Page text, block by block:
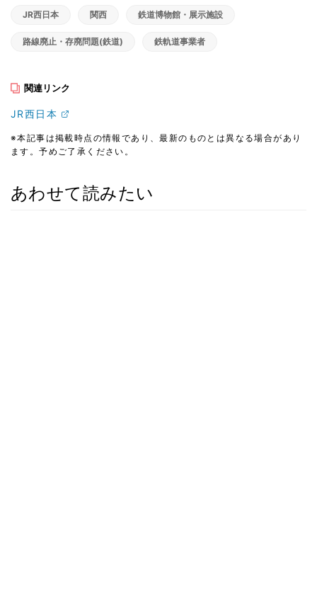
JR西日本 関西 鉄道博物館・展示施設
路線廃止・存廃問題(鉄道) 鉄軌道事業者
関連リンク
JR西日本
※本記事は掲載時点の情報であり、最新のものとは異なる場合があり
ます。予めご了承ください。
あわせて読みたい